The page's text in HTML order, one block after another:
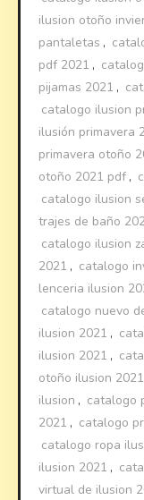
ilusion otoño
pantaletas ,
pdf 2021 ,
pijamas 2021 ,
catalogo ilusion
ilusión primavera
primavera otoño
otoño 2021 pdf ,
catalogo ilusion
trajes de baño
catalogo ilusion
2021 , catalogo
lenceria ilusion
catalogo nuevo
ilusion 2021 ,
ilusion 2021 ,
otoño ilusion 2021
ilusion , catalogo
2021 , catalogo
catalogo ropa
ilusion 2021 ,
virtual de ilusion